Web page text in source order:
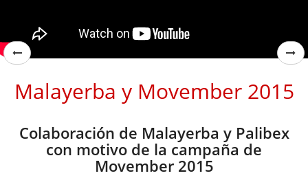
Malayerba y Movember 2015
Colaboración de Malayerba y Palibex
con motivo de la campaña de
Movember 2015